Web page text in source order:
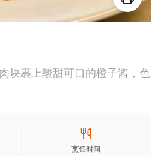
块裹上酸甜可口的橙子酱，色
烹饪时间